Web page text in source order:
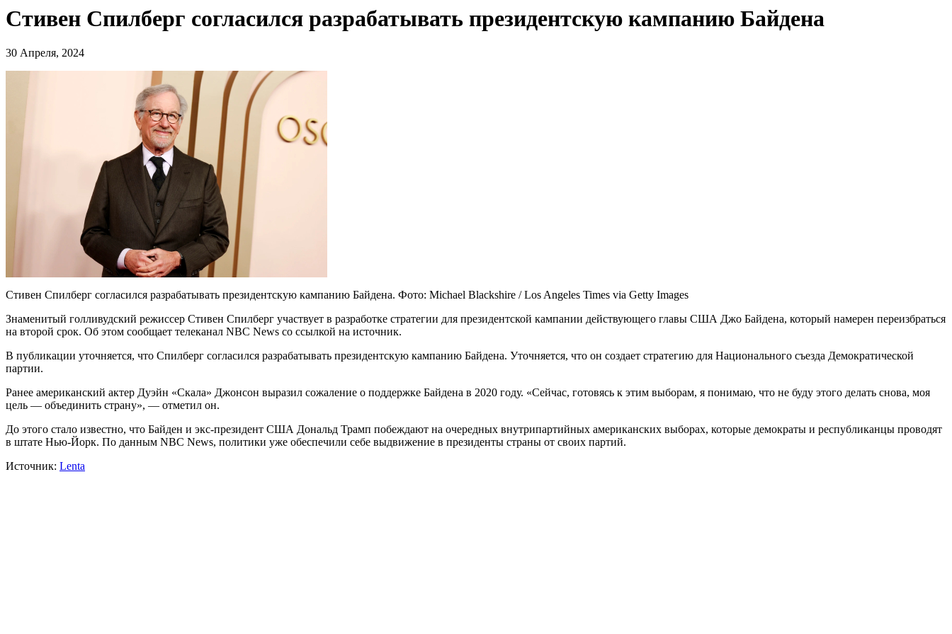
Стивен Спилберг согласился разрабатывать президентскую кампанию Байдена
30 Апреля, 2024
Стивен Спилберг согласился разрабатывать президентскую кампанию Байдена. Фото: Michael Blackshire / Los Angeles Times via Getty Images
Знаменитый голливудский режиссер Стивен Спилберг участвует в разработке стратегии для президентской кампании действующего главы США Джо Байдена, который намерен переизбраться
на второй срок. Об этом сообщает телеканал NBC News со ссылкой на источник.
В публикации уточняется, что Спилберг согласился разрабатывать президентскую кампанию Байдена. Уточняется, что он создает стратегию для Национального съезда Демократической
партии.
Ранее американский актер Дуэйн «Скала» Джонсон выразил сожаление о поддержке Байдена в 2020 году. «Сейчас, готовясь к этим выборам, я понимаю, что не буду этого делать снова, моя
цель — объединить страну», ― отметил он.
До этого стало известно, что Байден и экс-президент США Дональд Трамп побеждают на очередных внутрипартийных американских выборах, которые демократы и республиканцы проводят
в штате Нью-Йорк. По данным NBC News, политики уже обеспечили себе выдвижение в президенты страны от своих партий.
Источник: Lenta